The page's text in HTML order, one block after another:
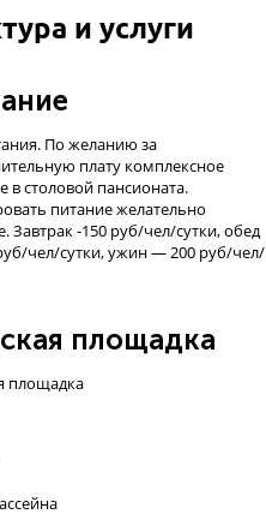
и услуги
По желанию за
плату комплексное
в столовой пансионата.
питание желательно
Завтрак -150 руб/чел/сутки, обед
чел/сутки, ужин — 200 руб/чел/
площадка
площадка